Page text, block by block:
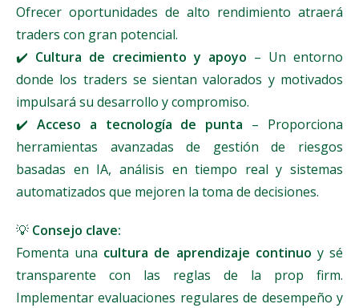
Ofrecer oportunidades de alto rendimiento atraerá
traders con gran potencial.
✔️ Cultura de crecimiento y apoyo – Un entorno
donde los traders se sientan valorados y motivados
impulsará su desarrollo y compromiso.
✔️ Acceso a tecnología de punta – Proporciona
herramientas avanzadas de gestión de riesgos
basadas en IA, análisis en tiempo real y sistemas
automatizados que mejoren la toma de decisiones.
💡 Consejo clave:
Fomenta una cultura de aprendizaje continuo y sé
transparente con las reglas de la prop firm.
Implementar evaluaciones regulares de desempeño y